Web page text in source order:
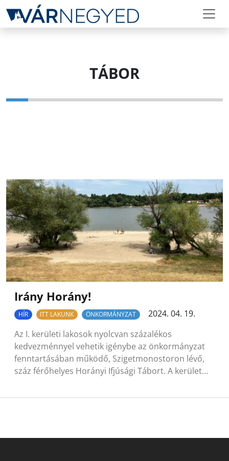
TÁBOR
Irány Horány!
HÍR ITT LAKUNK ÖNKORMÁNYZAT
2024. 04. 19.
Az I. kerületi lakosok nyolcvan százalékos
kedvezménnyel vehetik igénybe az önkormányzat
fenntartásában működő, Szigetmonostoron lévő,
száz férőhelyes Horányi Ifjúsági Tábort. A kerület…